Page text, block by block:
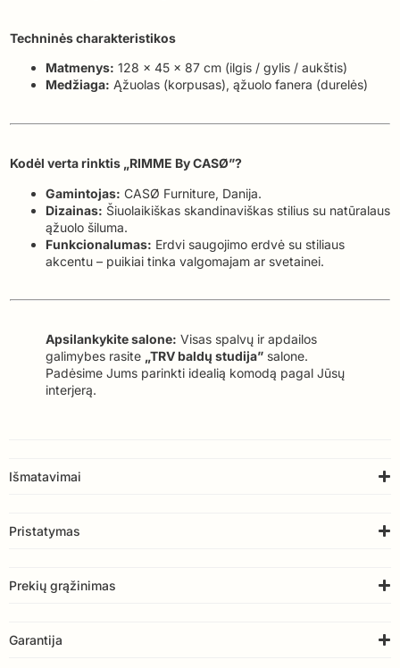
Techninės charakteristikos
Matmenys: 128 x 45 x 87 cm (ilgis / gylis / aukštis)
Medžiaga: Ąžuolas (korpusas), ąžuolo fanera (durelės)
Kodėl verta rinktis „RIMME By CASØ”?
Gamintojas: CASØ Furniture, Danija.
Dizainas: Šiuolaikiškas skandinaviškas stilius su natūralaus
ąžuolo šiluma.
Funkcionalumas: Erdvi saugojimo erdvė su stiliaus
akcentu – puikiai tinka valgomajam ar svetainei.
Apsilankykite salone: Visas spalvų ir apdailos
galimybes rasite „TRV baldų studija” salone.
Padėsime Jums parinkti idealią komodą pagal Jūsų
interjerą.
Išmatavimai
Pristatymas
Prekių grąžinimas
Garantija